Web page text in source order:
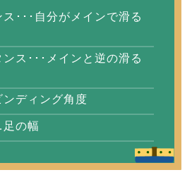
ス･･･自分がメインで滑る
ス･･･メインと逆の滑る
ディング角度
の幅